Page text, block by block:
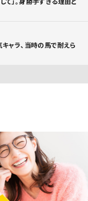
ャラ、当時の馬で耐えら